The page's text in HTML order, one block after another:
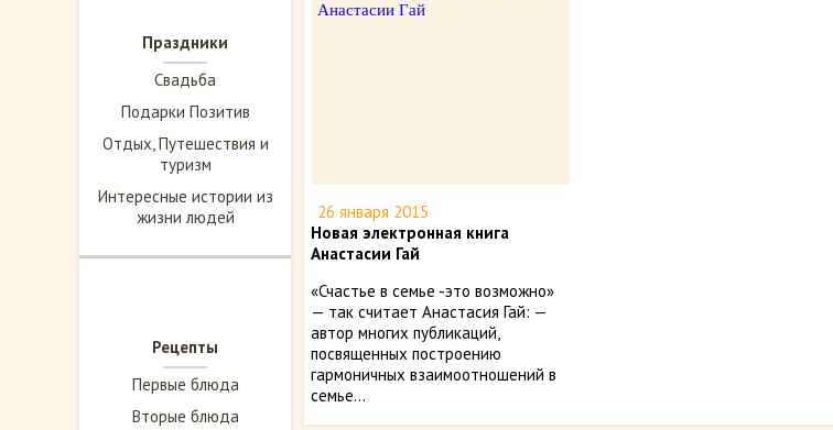
Праздники
Свадьба
Подарки Позитив
Отдых, Путешествия и
туризм
Интересные истории из
жизни людей
Рецепты
Первые блюда
Вторые блюда
26 января 2015
Новая электронная книга
Анастасии Гай
«Счастье в семье -это возможно»
— так считает Анастасия Гай: —
автор многих публикаций,
посвященных построению
гармоничных взаимоотношений в
семье...